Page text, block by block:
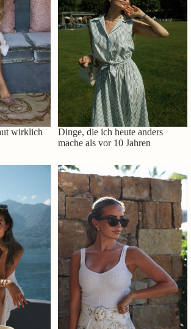
wirklich
Dinge, die ich heute anders
mache als vor 10 Jahren